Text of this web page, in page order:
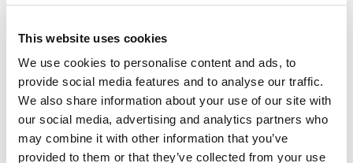
This website uses cookies
We use cookies to personalise content and ads, to
provide social media features and to analyse our traffic.
We also share information about your use of our site with
our social media, advertising and analytics partners who
may combine it with other information that you’ve
provided to them or that they’ve collected from your use
ELKE VAN DE WALLE
HR Consultant